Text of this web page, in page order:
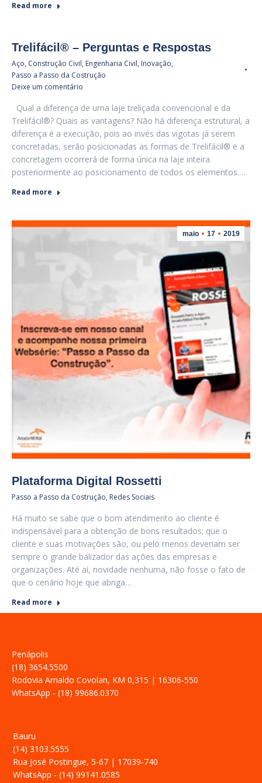
Read more
Trelifácil® – Perguntas e Respostas
Aço, Construção Civil, Engenharia Civil, Inovação,
Passo a Passo da Costrução
Deixe um comentário
Qual a diferença de uma laje treliçada convencional e da
Trelifácil®? Quais as vantagens? Não há diferença estrutural, a
diferença é a execução, pois ao invés das vigotas já serem
concretadas, serão posicionadas as formas de Trelifácil® e a
concretagem ocorrerá de forma única na laje inteira
posteriormente ao posicionamento de todos os elementos.…
Read more
maio 17 2019
Plataforma Digital Rossetti
Passo a Passo da Costrução, Redes Sociais
Há muito se sabe que o bom atendimento ao cliente é
indispensável para a obtenção de bons resultados; que o
cliente e suas motivações são, ou pelo menos deveriam ser
sempre o grande balizador das ações das empresas e
organizações. Até aí, novidade nenhuma, não fosse o fato de
que o cenário hoje que abriga…
Read more
Penápolis
(18) 3654.5500
Rodovia Arnaldo Covolan, KM 0,315 | 16306-550
WhatsApp - (18) 99686.0370
Bauru
(14) 3103.5555
Rua José Postingue, 5-67 | 17039-740
WhatsApp - (14) 99141.0585